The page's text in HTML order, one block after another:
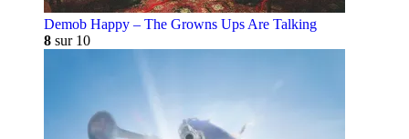
Demob Happy – The Growns Ups Are Talking
8 sur 10